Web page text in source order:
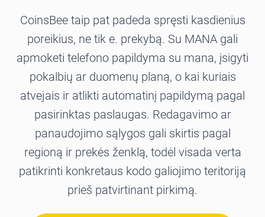
CoinsBee taip pat padeda spręsti kasdienius
poreikius, ne tik e. prekybą. Su MANA gali
apmoketi telefono papildyma su mana, įsigyti
pokalbių ar duomenų planą, o kai kuriais
atvejais ir atlikti automatinį papildymą pagal
pasirinktas paslaugas. Redagavimo ar
panaudojimo sąlygos gali skirtis pagal
regioną ir prekės ženklą, todėl visada verta
patikrinti konkretaus kodo galiojimo teritoriją
prieš patvirtinant pirkimą.